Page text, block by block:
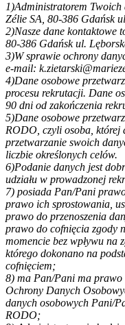
1)Administratorem
Zélie SA, 80-386 Gdańsk
2)Nasze dane kontaktowe
80-386 Gdańsk ul.
3)W sprawie ochrony
e-mail:
4)Dane osobowe
procesu rekrutacji. Dane
90 dni od zakończenia
5)Dane osobowe
RODO, czyli osoba, której
przetwarzanie swoich
liczbie określonych celów.
6)Podanie danych jest
udziału w prowadzonej
7) posiada Pan/Pani
prawo ich sprostowania,
prawo do przenoszenia
prawo do cofnięcia zgody
momencie bez wpływu na
którego dokonano na
cofnięciem;
8) ma Pan/Pani ma prawo
Ochrony Danych
danych osobowych Pani/
RODO;